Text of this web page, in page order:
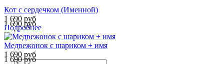
Кот с сердечком (Именной)
1 690 руб
1 690 руб
Подробнее
Медвежонок с шариком + имя
1 690 руб
1 690 руб